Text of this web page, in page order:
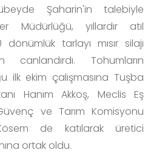
Şaharin'in talebiyle
Müdürlüğü, yıllardır atıl
tarlayı mısır silajı
canlandırdı. Tohumların
ilk ekim çalışmasına Tuşba
Hanım Akkoş, Meclis Eş
ve Tarım Komisyonu
de katılarak üretici
ortak oldu.